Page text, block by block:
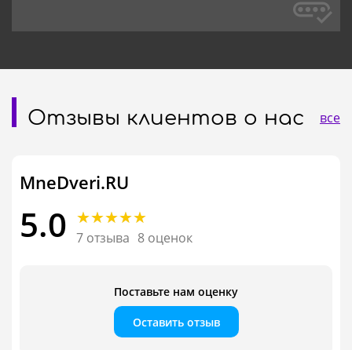
Отзывы клиентов о нас все
MneDveri.RU
5.0 7 отзыва 8 оценок
Поставьте нам оценку
Оставить отзыв